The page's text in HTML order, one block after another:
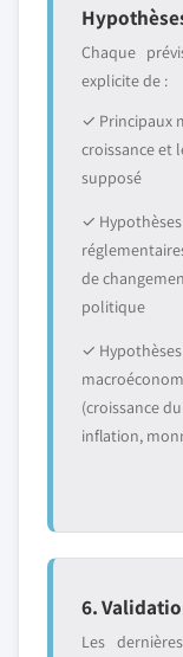
Chaque
explicite de :
✓ Principaux
croissance et
supposé
✓ Hypothèses
de
politique
✓ Hypothèses
(croissance
inflation,
6.
Les